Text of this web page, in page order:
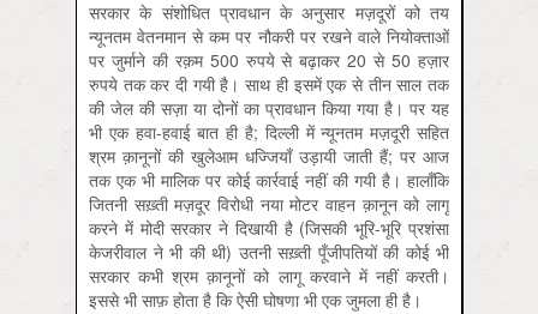
सरकार के संशोधित प्रावधान के अनुसार मज़दूरों को तय
न्यूनतम वेतनमान से कम पर नौकरी पर रखने वाले नियोक्ताओं
पर जुर्माने की रक़म 500 रुपये से बढ़ाकर 20 से 50 हज़ार
रुपये तक कर दी गयी है। साथ ही इसमें एक से तीन साल तक
की जेल की सज़ा या दोनों का प्रावधान किया गया है। पर यह
भी एक हवा-हवाई बात ही है; दिल्ली में न्यूनतम मज़दूरी सहित
श्रम क़ानूनों की खुलेआम धज्जियाँ उड़ायी जाती हैं; पर आज
तक एक भी मालिक पर कोई कार्रवाई नहीं की गयी है। हालाँकि
जितनी सख़्ती मज़दूर विरोधी नया मोटर वाहन क़ानून को लागू
करने में मोदी सरकार ने दिखायी है (जिसकी भूरि‍-भूरि‍ प्रशंसा
केजरीवाल ने भी की थी) उतनी सख़्ती पूँजीपतियों की कोई भी
सरकार कभी श्रम क़ानूनों को लागू करवाने में नहीं करती।
इससे भी साफ़ होता है कि ऐसी घोषणा भी एक जुमला ही है।